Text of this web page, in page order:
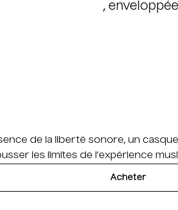
,
de la liberté sonore, un
les limites de l’expérience
Acheter